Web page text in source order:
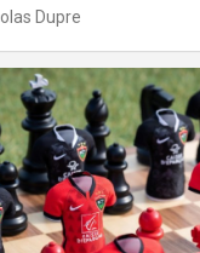
Dupre